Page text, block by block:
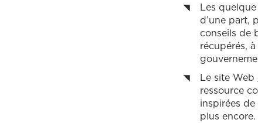
Les
d’une part,
conseils de
récupérés,
Le site Web
ressource
inspirées
plus encore.